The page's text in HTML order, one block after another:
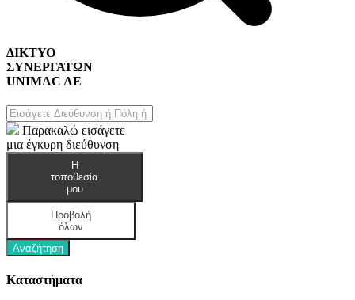
Home & DIY
ΔΙΚΤΥΟ
ΣΥΝΕΡΓΑΤΩΝ
UNIMAC AE
Παρακαλώ εισάγετε
μια έγκυρη διεύθυνση
Η
τοποθεσία
μου
Προβολή
όλων
Αναζήτηση
Καταστήματα